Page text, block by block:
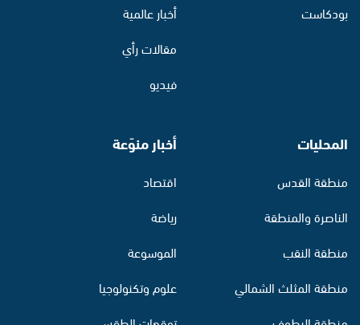
بودكاست
أخبار عالمية
مقالات رأي
فيديو
المحليات
منطقة القدس
الناصرة والمنطقة
منطقة النقب
منطقة المثلث الشمالي
أخبار منوّعة
اقتصاد
رياضة
الموسوعة
علوم وتكنولوجيا